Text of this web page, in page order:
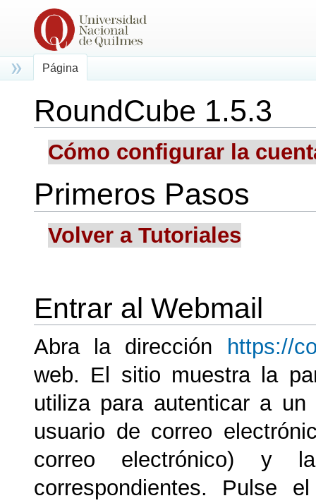
RoundCube 1.5.3
Cómo configurar la
Primeros Pasos
Volver a Tutoriales
Entrar al Webmail
Abra la dirección
https://
web. El sitio muestra la
utiliza para autenticar a
usuario de correo
correo electrónico) y
correspondientes. Pulse
Página